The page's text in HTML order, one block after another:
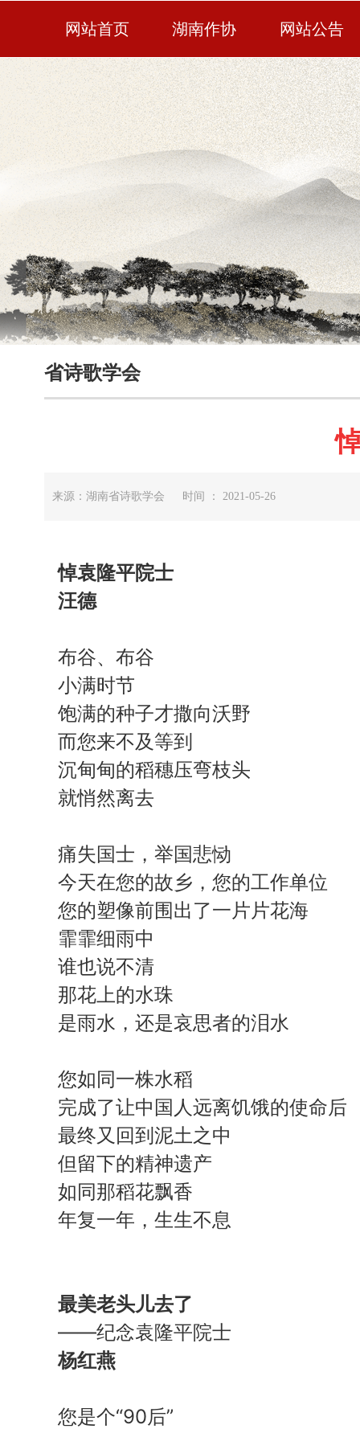
网站首页 湖南作协 网站公告
省诗歌学会
来源：湖南省诗歌学会 时间 ： 2021-05-26
悼袁隆平院士
汪德
布谷、布谷
小满时节
饱满的种子才撒向沃野
而您来不及等到
沉甸甸的稻穗压弯枝头
就悄然离去
痛失国士，举国悲恸
今天在您的故乡，您的工作单位
您的塑像前围出了一片片花海
霏霏细雨中
谁也说不清
那花上的水珠
是雨水，还是哀思者的泪水
您如同一株水稻
完成了让中国人远离饥饿的使命后
最终又回到泥土之中
但留下的精神遗产
如同那稻花飘香
年复一年，生生不息
最美老头儿去了
——纪念袁隆平院士
杨红燕
您是个“90后”